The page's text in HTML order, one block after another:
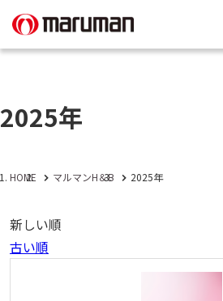
2025年
HOME マルマンH＆B 2025年
新しい順
古い順